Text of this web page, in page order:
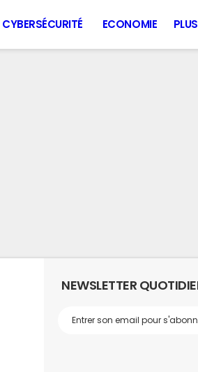
CYBERSÉCURITÉ ECONOMIE
NEWSLETTER